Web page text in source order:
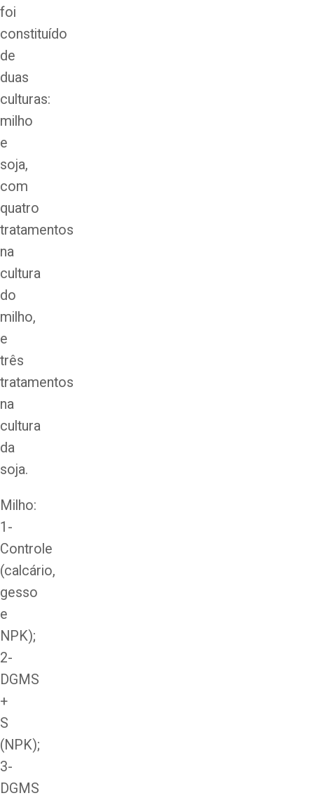
foi
constituído
de
duas
culturas:
milho
e
soja,
com
quatro
tratamentos
na
cultura
do
milho,
e
três
tratamentos
na
cultura
da
soja.
Milho:
1-
Controle
(calcário,
gesso
e
NPK);
2-
DGMS
+
S
(NPK);
3-
DGMS